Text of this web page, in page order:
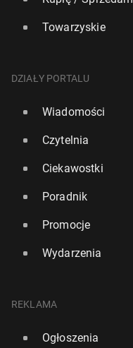
Towarzyskie
DZIAŁY PORTALU
Wiadomości
Czytelnia
Ciekawostki
Poradnik
Promocje
Wydarzenia
REKLAMA
Ogłoszenia